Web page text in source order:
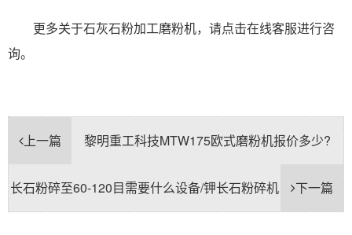
更多关于石灰石粉加工磨粉机，请点击在线客服进行咨
询。
上一篇 黎明重工科技MTW175欧式磨粉机报价多少?
下一篇
长石粉碎至60-120目需要什么设备/钾长石粉碎机